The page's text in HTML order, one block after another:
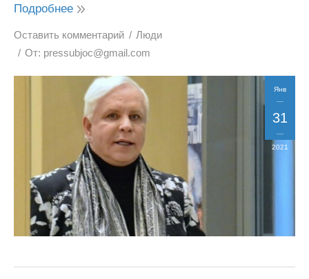
Подробнее
Оставить комментарий
Люди
От: pressubjoc@gmail.com
Янв
31
2021